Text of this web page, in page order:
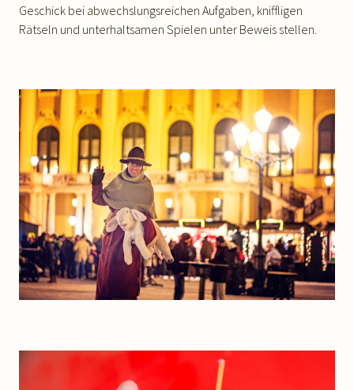
Geschick bei abwechslungsreichen Aufgaben, kniffligen
Rätseln und unterhaltsamen Spielen unter Beweis stellen.